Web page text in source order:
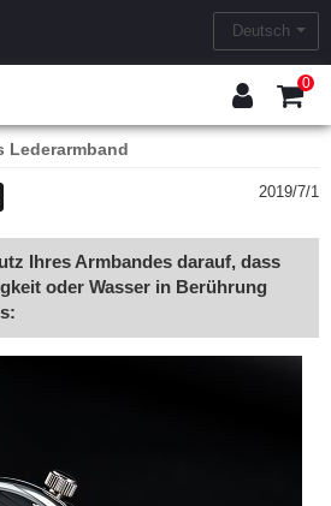
Deutsch
0
Lederarmband
2019/7/1
Ihres Armbandes darauf, dass
oder Wasser in Berührung